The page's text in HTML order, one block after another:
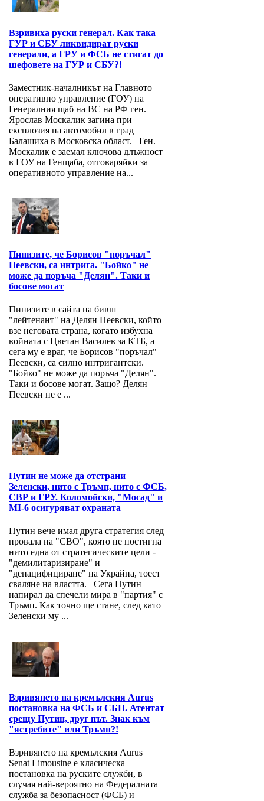
Взривиха руски генерал. Как така
ГУР и СБУ ликвидират руски
генерали, а ГРУ и ФСБ не стигат до
шефовете на ГУР и СБУ?!
Заместник-началникът на Главното
оперативно управление (ГОУ) на
Генералния щаб на ВС на РФ ген.
Ярослав Москалик загина при
експлозия на автомобил в град
Балашиха в Московска област. Ген.
Москалик е заемал ключова длъжност
в ГОУ на Генщаба, отговаряйки за
оперативното управление на...
Пинизите, че Борисов "поръчал"
Пеевски, са интрига. "Бойко" не
може да поръча "Делян". Таки и
босове могат
Пинизите в сайта на бивш
"лейтенант" на Делян Пеевски, който
взе неговата страна, когато избухна
войната с Цветан Василев за КТБ, а
сега му е враг, че Борисов "поръчал"
Пеевски, са силно интригантски.
"Бойко" не може да поръча "Делян".
Таки и босове могат. Защо? Делян
Пеевски не е ...
Путин не може да отстрани
Зеленски, нито с Тръмп, нито с ФСБ,
СВР и ГРУ. Коломойски, "Мосад" и
MI-6 осигуряват охраната
Путин вече имал друга стратегия след
провала на "СВО", която не постигна
нито една от стратегическите цели -
"демилитаризиране" и
"денацифициране" на Украйна, тоест
сваляне на властта. Сега Путин
напирал да спечели мира в "партия" с
Тръмп. Как точно ще стане, след като
Зеленски му ...
Взривянето на кремълския Aurus
постановка на ФСБ и СБП. Атентат
срещу Путин, друг път. Знак към
"ястребите" или Тръмп?!
Взривянето на кремълския Aurus
Senat Limousine е класическа
постановка на руските служби, в
случая най-вероятно на Федералната
служба за безопасност (ФСБ) и